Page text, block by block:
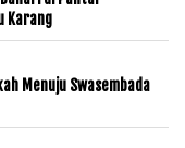
Karang
Menuju Swasembada